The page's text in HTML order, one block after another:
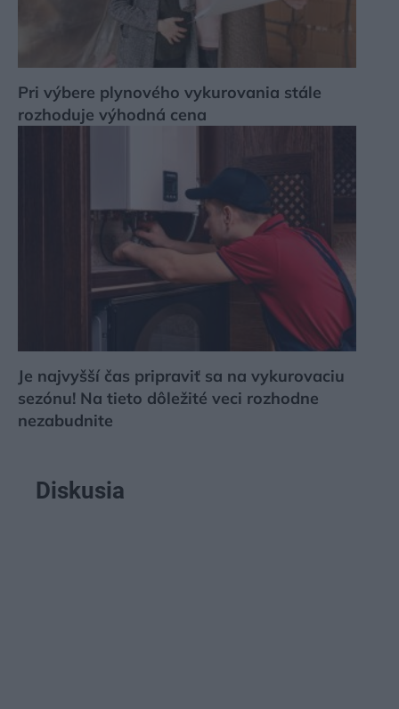
Pri výbere plynového vykurovania stále
rozhoduje výhodná cena
Je najvyšší čas pripraviť sa na vykurovaciu
sezónu! Na tieto dôležité veci rozhodne
nezabudnite
Diskusia